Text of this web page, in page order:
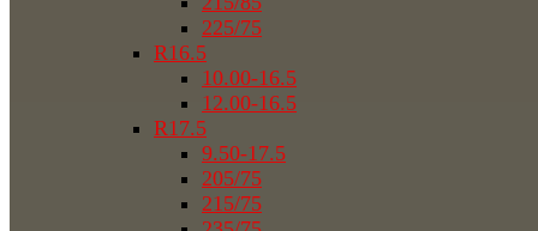
225/75
R16.5
10.00-16.5
12.00-16.5
R17.5
9.50-17.5
205/75
215/75